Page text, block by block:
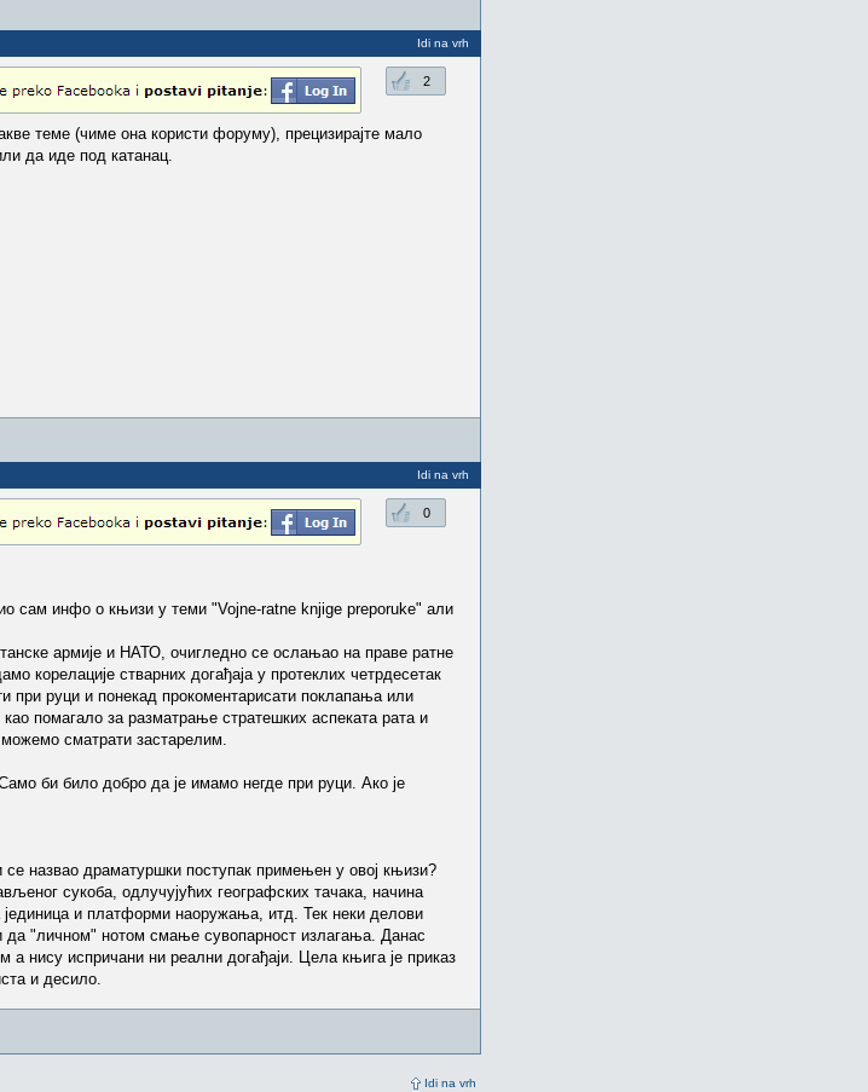
Idi na vrh
Idi na vrh
2
теме (чиме она користи форуму), прецизирајте мало
да иде под катанац.
Idi na vrh
0
сам инфо о књизи у теми "Vojne-ratne knjige preporuke" али
армије и НАТО, очигледно се ослањао на праве ратне
корелације стварних догађаја у протеклих четрдесетак
при руци и понекад прокоментарисати поклапања или
као помагало за разматрање стратешких аспеката рата и
сматрати застарелим.
би било добро да је имамо негде при руци. Ако је
назвао драматуршки поступак примењен у овој књизи?
сукоба, одлучујућих географских тачака, начина
и платформи наоружања, итд. Тек неки делови
да "личном" нотом смање сувопарност излагања. Данас
нису испричани ни реални догађаји. Цела књига је приказ
и десило.